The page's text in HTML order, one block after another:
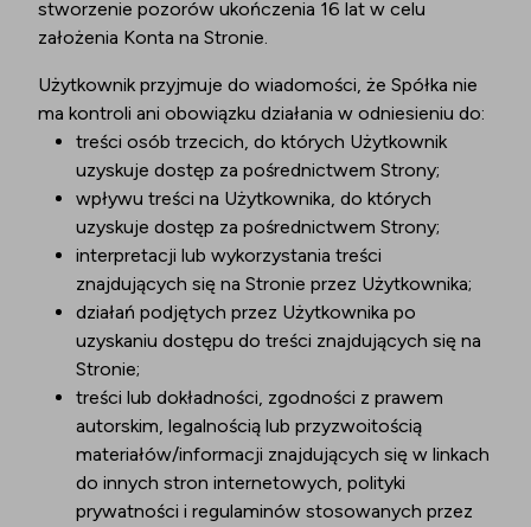
stworzenie pozorów ukończenia 16 lat w celu
założenia Konta na Stronie.
Użytkownik przyjmuje do wiadomości, że Spółka nie
ma kontroli ani obowiązku działania w odniesieniu do:
treści osób trzecich, do których Użytkownik
uzyskuje dostęp za pośrednictwem Strony;
wpływu treści na Użytkownika, do których
uzyskuje dostęp za pośrednictwem Strony;
interpretacji lub wykorzystania treści
znajdujących się na Stronie przez Użytkownika;
działań podjętych przez Użytkownika po
uzyskaniu dostępu do treści znajdujących się na
Stronie;
treści lub dokładności, zgodności z prawem
autorskim, legalnością lub przyzwoitością
materiałów/informacji znajdujących się w linkach
do innych stron internetowych, polityki
prywatności i regulaminów stosowanych przez